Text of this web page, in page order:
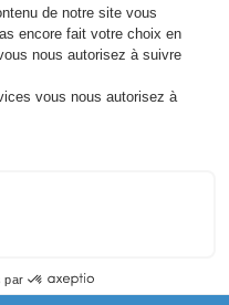
de ses
des solutions
et durables, au